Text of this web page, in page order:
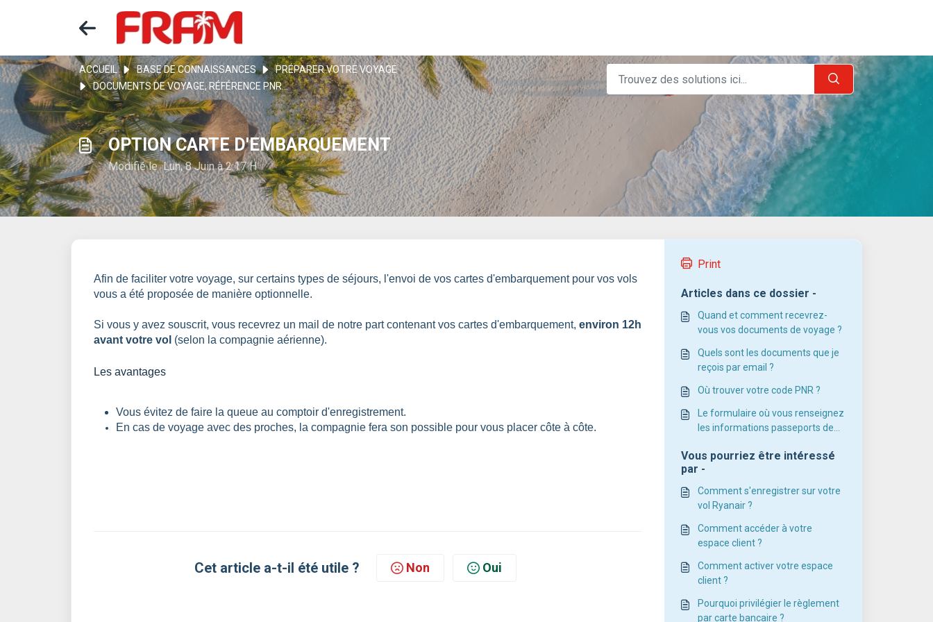
ACCUEIL BASE DE CONNAISSANCES
PRÉPARER VOTRE VOYAGE
DOCUMENTS DE VOYAGE, RÉFÉRENCE PNR...
OPTION CARTE D'EMBARQUEMENT
Modifié le Lun, 8 Juin à 2:17 H
Afin de faciliter votre voyage, sur certains types de séjours, l'envoi de vos cartes d'embarquement pour vos vols
vous a été proposée de manière optionnelle.
Si vous y avez souscrit, vous recevrez un mail de notre part contenant vos cartes d'embarquement, environ 12h
avant votre vol (selon la compagnie aérienne).
Les avantages
Vous évitez de faire la queue au comptoir d'enregistrement.
En cas de voyage avec des proches, la compagnie fera son possible pour vous placer côte à côte.
Cet article a-t-il été utile ? Non Oui
Print
Articles dans ce dossier -
Quand et comment recevrez-
vous vos documents de voyage ?
Quels sont les documents que je
reçois par email ?
Où trouver votre code PNR ?
Le formulaire où vous renseignez
les informations passeports de
erreurs. Comment devez-vous
procéder pour y apporter des
corrections ?
Vous pourriez être intéressé
par -
Comment s'enregistrer sur votre
vol Ryanair ?
Comment accéder à votre
espace client ?
Comment activer votre espace
client ?
Pourquoi privilégier le règlement
par carte bancaire ?